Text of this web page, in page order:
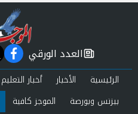
newspaper
العدد الورقي
الرئيسية الأخبار أخبار التعليم
بيزنس وبورصة
الموجز كافية